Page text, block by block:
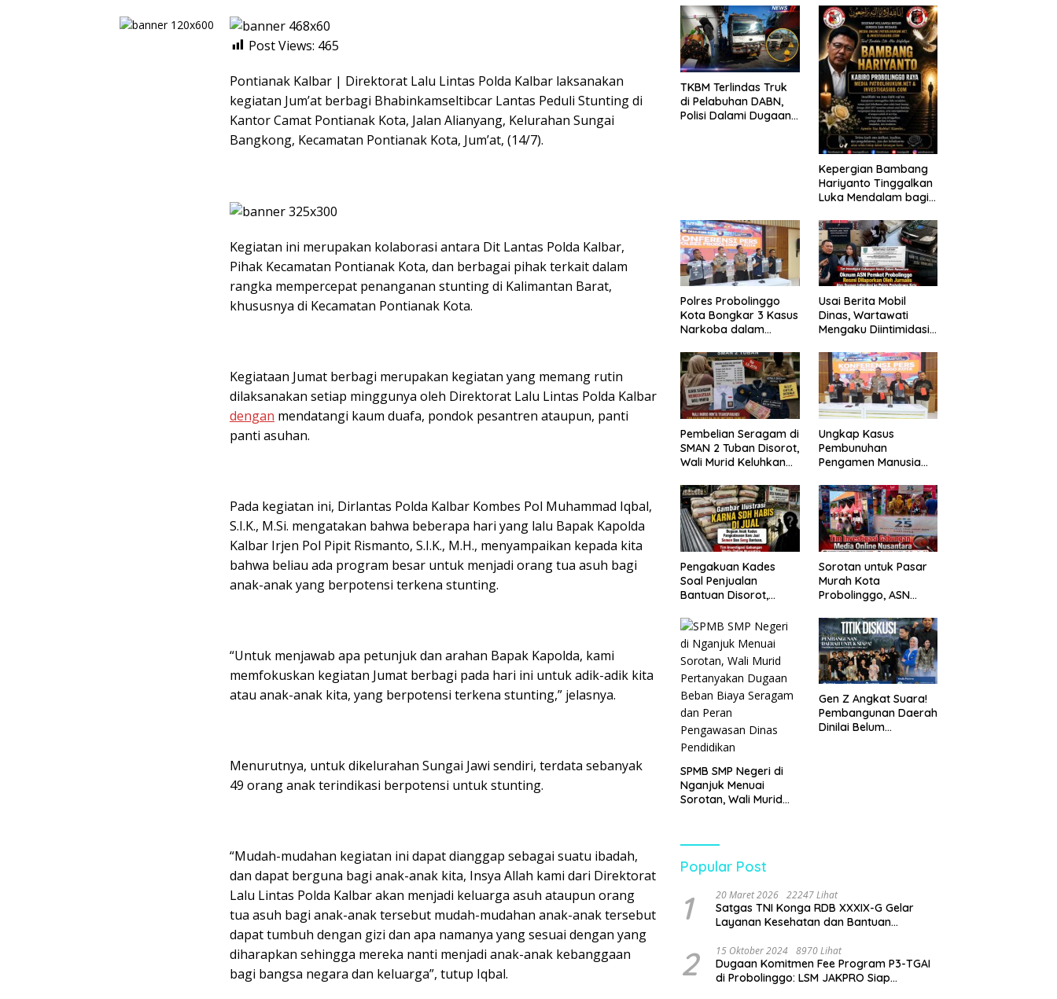
Post Views: 465
Pontianak Kalbar | Direktorat Lalu Lintas Polda Kalbar laksanakan
kegiatan Jum’at berbagi Bhabinkamseltibcar Lantas Peduli Stunting di
Kantor Camat Pontianak Kota, Jalan Alianyang, Kelurahan Sungai
Bangkong, Kecamatan Pontianak Kota, Jum’at, (14/7).
Kegiatan ini merupakan kolaborasi antara Dit Lantas Polda Kalbar,
Pihak Kecamatan Pontianak Kota, dan berbagai pihak terkait dalam
rangka mempercepat penanganan stunting di Kalimantan Barat,
khususnya di Kecamatan Pontianak Kota.
Kegiataan Jumat berbagi merupakan kegiatan yang memang rutin
dilaksanakan setiap minggunya oleh Direktorat Lalu Lintas Polda Kalbar
dengan mendatangi kaum duafa, pondok pesantren ataupun, panti
panti asuhan.
Pada kegiatan ini, Dirlantas Polda Kalbar Kombes Pol Muhammad Iqbal,
S.I.K., M.Si. mengatakan bahwa beberapa hari yang lalu Bapak Kapolda
Kalbar Irjen Pol Pipit Rismanto, S.I.K., M.H., menyampaikan kepada kita
bahwa beliau ada program besar untuk menjadi orang tua asuh bagi
anak-anak yang berpotensi terkena stunting.
“Untuk menjawab apa petunjuk dan arahan Bapak Kapolda, kami
memfokuskan kegiatan Jumat berbagi pada hari ini untuk adik-adik kita
atau anak-anak kita, yang berpotensi terkena stunting,” jelasnya.
Menurutnya, untuk dikelurahan Sungai Jawi sendiri, terdata sebanyak
49 orang anak terindikasi berpotensi untuk stunting.
“Mudah-mudahan kegiatan ini dapat dianggap sebagai suatu ibadah,
dan dapat berguna bagi anak-anak kita, Insya Allah kami dari Direktorat
Lalu Lintas Polda Kalbar akan menjadi keluarga asuh ataupun orang
tua asuh bagi anak-anak tersebut mudah-mudahan anak-anak tersebut
dapat tumbuh dengan gizi dan apa namanya yang sesuai dengan yang
diharapkan sehingga mereka nanti menjadi anak-anak kebanggaan
bagi bangsa negara dan keluarga”, tutup Iqbal.
DITUNDA, KELUARGA
KORBAN MENGAMUK
DI PN MALANG
2026
TKBM Terlindas Truk
di Pelabuhan DABN,
Polisi Dalami Dugaan
Kepergian Bambang
Hariyanto Tinggalkan
Luka Mendalam bagi
Patrolihukum.net
Polres Probolinggo
Kota Bongkar 3 Kasus
Narkoba dalam
Sabu Disita
Usai Berita Mobil
Dinas, Wartawati
Mengaku Diintimidasi
Pemkot Probolinggo
dan Tempuh Jalur
Hukum
Pembelian Seragam di
SMAN 2 Tuban Disorot,
Wali Murid Keluhkan
Juta
Ungkap Kasus
Pembunuhan
Pengamen Manusia
Probolinggo Kota
Tangkap Dua Pelaku
Pengakuan Kades
Soal Penjualan
Bantuan Disorot,
Turun Tangan
Sorotan untuk Pasar
Murah Kota
Probolinggo, ASN
Pembeli
SPMB SMP Negeri di
Nganjuk Menuai
Sorotan, Wali Murid
dan Peran
Pendidikan
Gen Z Angkat Suara!
Pembangunan Daerah
Dinilai Belum
Popular Post
1 20 Maret 2026 22247 Lihat
Satgas TNI Konga RDB XXXIX-G Gelar
Layanan Kesehatan dan Bantuan
2 15 Oktober 2024 8970 Lihat
Dugaan Komitmen Fee Program P3-TGAI
di Probolinggo: LSM JAKPRO Siap